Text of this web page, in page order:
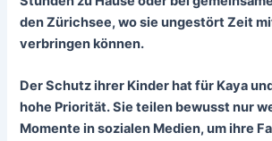
den Zürichsee, wo sie ungestört Zeit
verbringen können.
Der Schutz ihrer Kinder hat für Kaya
hohe Priorität. Sie teilen bewusst nur
Momente in sozialen Medien, um ihre